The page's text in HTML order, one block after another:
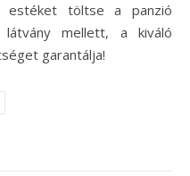
töltse a panzió
mellett, a kiváló
garantálja!